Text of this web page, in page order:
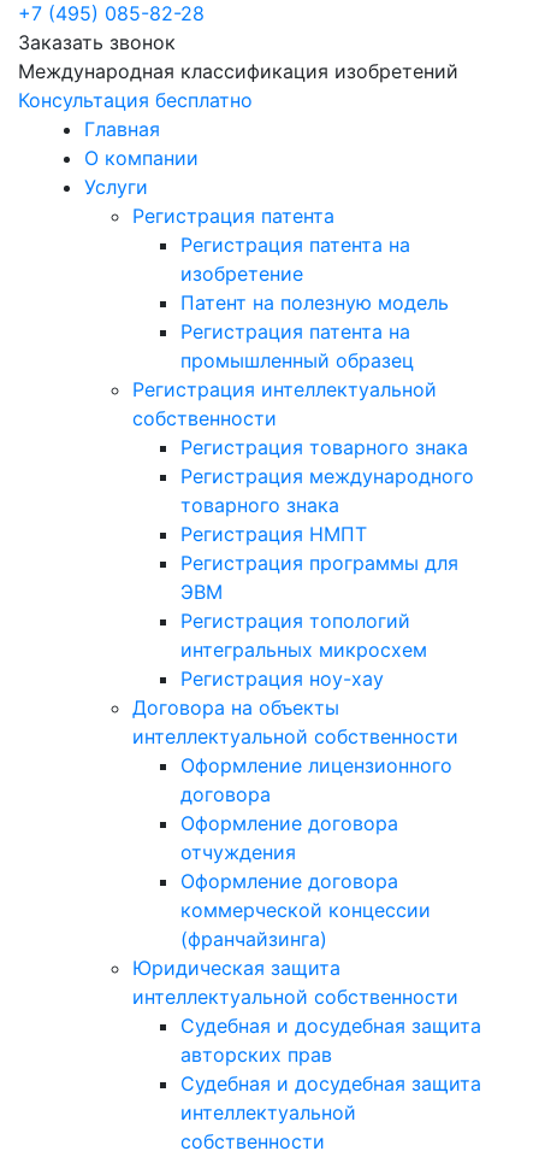
+7 (495) 085-82-28
Заказать звонок
Международная классификация изобретений
Консультация бесплатно
Главная
О компании
Услуги
Регистрация патента
Регистрация патента на
изобретение
Патент на полезную модель
Регистрация патента на
промышленный образец
Регистрация интеллектуальной
собственности
Регистрация товарного знака
Регистрация международного
товарного знака
Регистрация НМПТ
Регистрация программы для
ЭВМ
Регистрация топологий
интегральных микросхем
Регистрация ноу-хау
Договора на объекты
интеллектуальной собственности
Оформление лицензионного
договора
Оформление договора
отчуждения
Оформление договора
коммерческой концессии
(франчайзинга)
Юридическая защита
интеллектуальной собственности
Судебная и досудебная защита
авторских прав
Судебная и досудебная защита
интеллектуальной
собственности